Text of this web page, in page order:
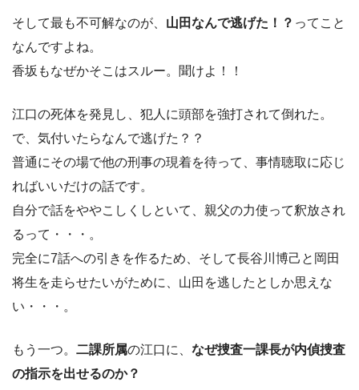
そして最も不可解なのが、 山田なんで逃げた！？ ってこと
なんですよね。
香坂もなぜかそこはスルー。聞けよ！！
江口の死体を発見し、犯人に頭部を強打されて倒れた。
で、気付いたらなんで逃げた？？
普通にその場で他の刑事の現着を待って、事情聴取に応じ
ればいいだけの話です。
自分で話をややこしくしといて、親父の力使って釈放され
るって・・・。
完全に7話への引きを作るため、そして長谷川博己と岡田
将生を走らせたいがために、山田を逃したとしか思えな
い・・・。
もう一つ。 二課所属の江口に、 なぜ捜査一課長が内偵捜査
の指示を出せるのか？